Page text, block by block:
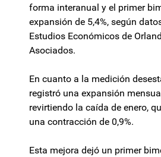
forma interanual y el primer
expansión de 5,4%, según
Estudios Económicos de
Asociados.
En cuanto a la medición
registró una expansión
revirtiendo la caída de enero,
una contracción de 0,9%.
Esta mejora dejó un primer